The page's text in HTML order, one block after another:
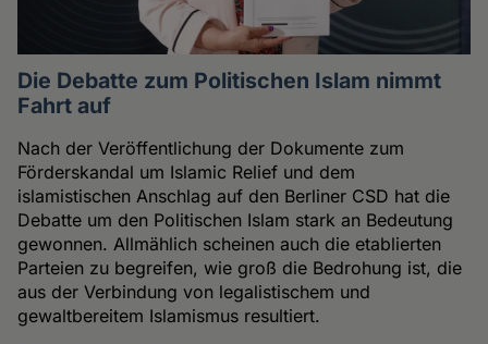
Die Debatte zum Politischen Islam nimmt
Fahrt auf
Nach der Veröffentlichung der Dokumente zum
Förderskandal um Islamic Relief und dem
islamistischen Anschlag auf den Berliner CSD hat die
Debatte um den Politischen Islam stark an Bedeutung
gewonnen. Allmählich scheinen auch die etablierten
Parteien zu begreifen, wie groß die Bedrohung ist, die
aus der Verbindung von legalistischem und
gewaltbereitem Islamismus resultiert.